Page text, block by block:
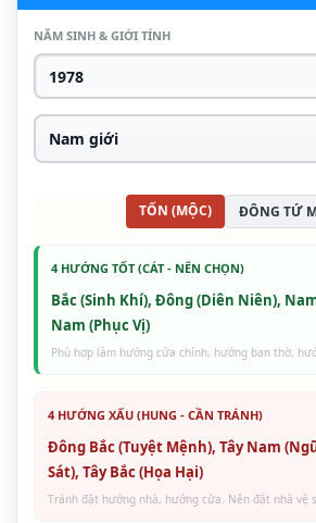
NĂM SINH & GIỚI TÍNH
TỐN (MỘC) ĐÔNG TỨ
4 HƯỚNG TỐT (CÁT - NÊN CHỌN)
Bắc (Sinh Khí), Đông (Diên Niên),
Nam (Phục Vị)
Phù hợp làm hướng cửa chính, hướng ban thờ,
4 HƯỚNG XẤU (HUNG - CẦN TRÁNH)
Đông Bắc (Tuyệt Mệnh), Tây Nam
Sát), Tây Bắc (Họa Hại)
Tránh đặt hướng nhà, hướng cửa. Nên đặt nhà vệ